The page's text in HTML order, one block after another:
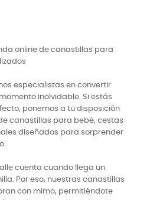
online de canastillas para
especialistas en convertir
inolvidable. Si estás
ponemos a tu disposición
canastillas para bebé, cestas
diseñados para sorprender
cuenta cuando llega un
Por eso, nuestras canastillas
con mimo, permitiéndote